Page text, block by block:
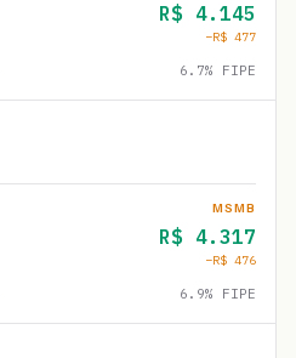
R$ 4.145
−R$ 477
6.7% FIPE
MSMB
R$ 4.317
−R$ 476
6.9% FIPE